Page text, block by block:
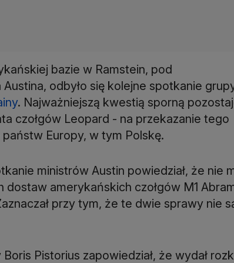
bazie w Ramstein, pod
odbyło się kolejne spotkanie
. Najważniejszą kwestią sporną
czołgów Leopard - na przekazanie tego
Europy, w tym Polskę.
ministrów Austin powiedział, że nie
amerykańskich czołgów M1
przy tym, że te dwie sprawy nie
Pistorius zapowiedział, że wydał